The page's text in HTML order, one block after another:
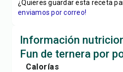
¿Quieres guardar esta receta
enviamos por correo!
Información
Fun de ternera por
Calorías